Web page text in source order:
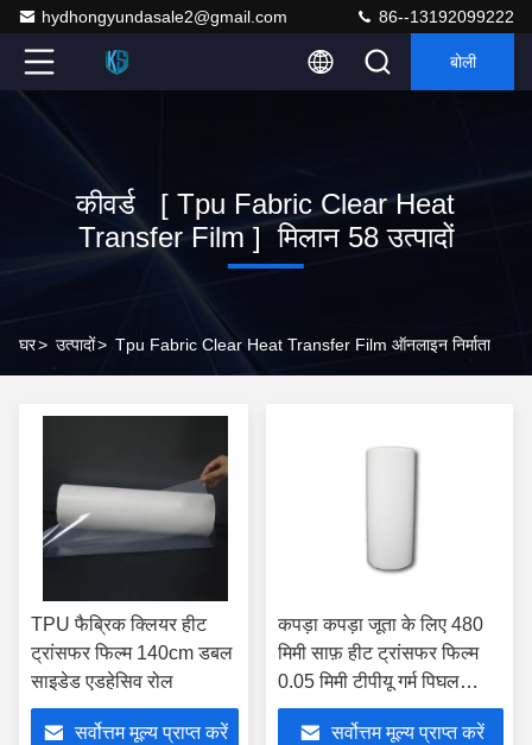
hydhongyundasale2@gmail.com 86--13192099222
बोली
कीवर्ड [ Tpu Fabric Clear Heat
Transfer Film ] मिलान 58 उत्पादों
घर> उत्पादों> Tpu Fabric Clear Heat Transfer Film ऑनलाइन निर्माता
TPU फैब्रिक क्लियर हीट
ट्रांसफर फिल्म 140cm डबल
साइडेड एडहेसिव रोल
सर्वोत्तम मूल्य प्राप्त करें
कपड़ा कपड़ा जूता के लिए 480
मिमी साफ़ हीट ट्रांसफर फिल्म
0.05 मिमी टीपीयू गर्म पिघल
फिल्म:
सर्वोत्तम मूल्य प्राप्त करें